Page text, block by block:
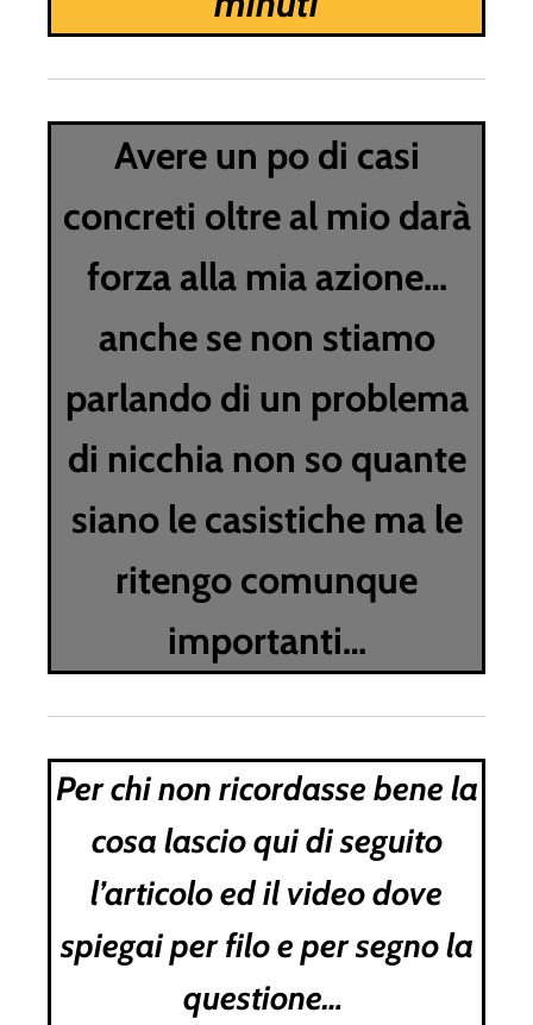
Avere un po di casi
concreti oltre al mio darà
forza alla mia azione…
anche se non stiamo
parlando di un problema
di nicchia non so quante
siano le casistiche ma le
ritengo comunque
importanti…
Per chi non ricordasse bene la
cosa lascio qui di seguito
l’articolo ed il video dove
spiegai per filo e per segno la
questione…